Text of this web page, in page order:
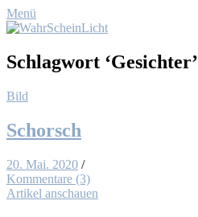
Menü
Schlagwort ‘Gesichter’
Bild
Schorsch
20. Mai. 2020 /
Kommentare (3)
Artikel anschauen